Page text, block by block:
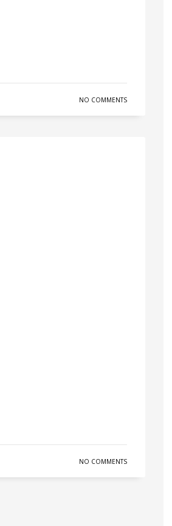
NO COMMENTS
NO COMMENTS